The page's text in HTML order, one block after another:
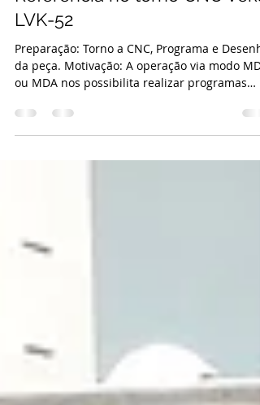
via modo MDI ou MDA -
Referência no torno CNC
LVK-52
Preparação: Torno a CNC, Programa e
da peça. Motivação: A operação via modo MDI
curtos...